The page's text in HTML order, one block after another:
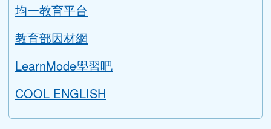
均一教育平台
教育部因材網
LearnMode學習吧
COOL ENGLISH